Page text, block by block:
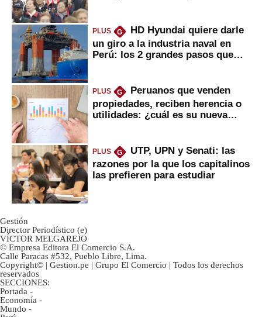
PLUS G
HD Hyundai quiere darle
un giro a la industria naval en
Perú: los 2 grandes pasos que
PLUS G
Peruanos que venden
propiedades, reciben herencia o
utilidades: ¿cuál es su nueva
PLUS G
UTP, UPN y Senati: las
razones por la que los capitalinos
las prefieren para estudiar
Gestión
Director Periodístico (e)
VÍCTOR MELGAREJO
© Empresa Editora El Comercio S.A.
Calle Paracas #532, Pueblo Libre, Lima.
Copyright© | Gestion.pe | Grupo El Comercio | Todos los derechos
reservados
SECCIONES:
Portada -
Economía -
Mundo -